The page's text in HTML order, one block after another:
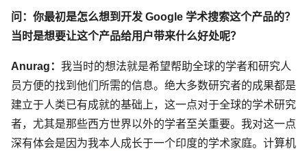
问：你最初是怎么想到开发 Google 学术搜索这个产品的？
当时是想要让这个产品给用户带来什么好处呢？
Anurag： 我当时的想法就是希望帮助全球的学者和研究人
员方便的找到他们所需的信息。绝大多数研究者的成果都是
建立于人类已有成就的基础上，这一点对于全球的学术研究
者，尤其是那些西方世界以外的学者至关重要。我对这一点
深有体会是因为我本人成长于一个印度的学术家庭。计算机